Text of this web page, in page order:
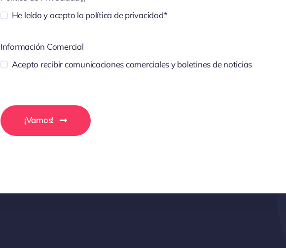
He leído y acepto la política de privacidad*
Información Comercial
Acepto recibir comunicaciones comerciales y boletines de noticias
¡Vamos!